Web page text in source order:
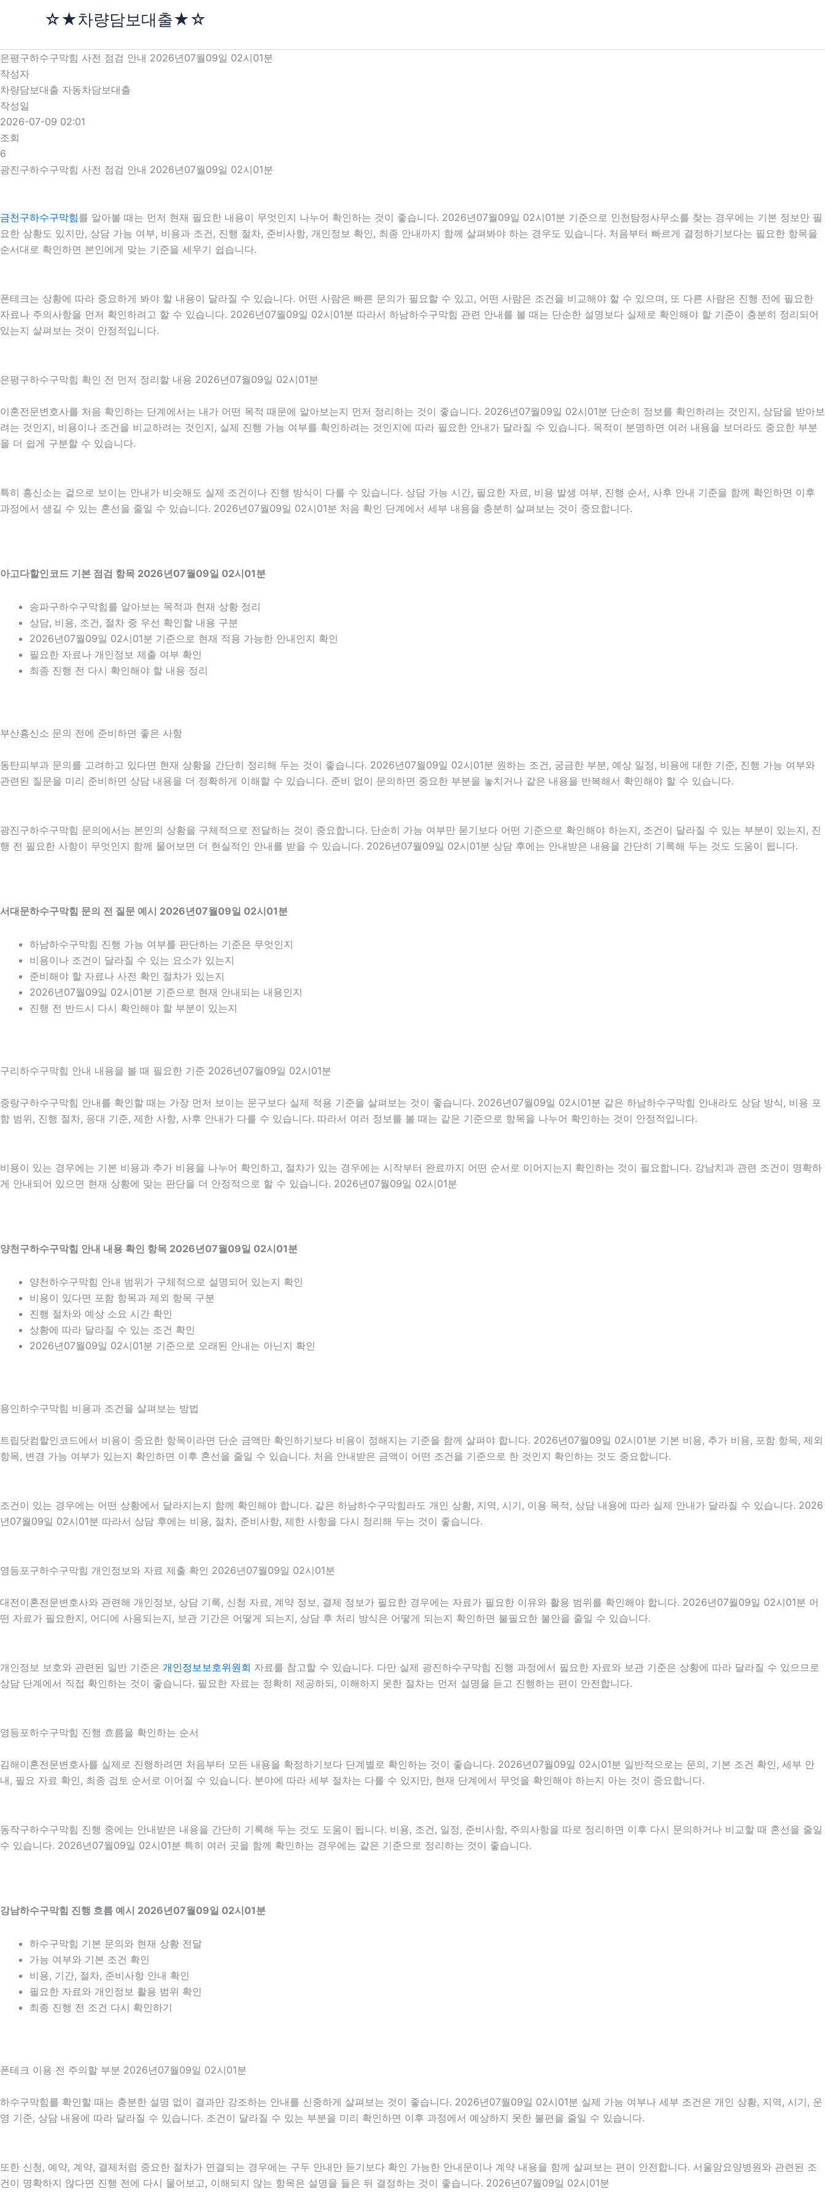
로
건
너
뛰
기
☆★차량담보대출★☆
은평구하수구막힘 사전 점검 안내 2026년07월09일 02시01분
작성자
차량담보대출 자동차담보대출
작성일
2026-07-09 02:01
조회
6
광진구하수구막힘 사전 점검 안내 2026년07월09일 02시01분
금천구하수구막힘를 알아볼 때는 먼저 현재 필요한 내용이 무엇인지 나누어 확인하는 것이 좋습니다. 2026년07월09일 02시01분 기준으로 인천탐정사무소를 찾는 경우에는 기본 정보만 필
요한 상황도 있지만, 상담 가능 여부, 비용과 조건, 진행 절차, 준비사항, 개인정보 확인, 최종 안내까지 함께 살펴봐야 하는 경우도 있습니다. 처음부터 빠르게 결정하기보다는 필요한 항목을
순서대로 확인하면 본인에게 맞는 기준을 세우기 쉽습니다.
폰테크는 상황에 따라 중요하게 봐야 할 내용이 달라질 수 있습니다. 어떤 사람은 빠른 문의가 필요할 수 있고, 어떤 사람은 조건을 비교해야 할 수 있으며, 또 다른 사람은 진행 전에 필요한
자료나 주의사항을 먼저 확인하려고 할 수 있습니다. 2026년07월09일 02시01분 따라서 하남하수구막힘 관련 안내를 볼 때는 단순한 설명보다 실제로 확인해야 할 기준이 충분히 정리되어
있는지 살펴보는 것이 안정적입니다.
은평구하수구막힘 확인 전 먼저 정리할 내용 2026년07월09일 02시01분
이혼전문변호사를 처음 확인하는 단계에서는 내가 어떤 목적 때문에 알아보는지 먼저 정리하는 것이 좋습니다. 2026년07월09일 02시01분 단순히 정보를 확인하려는 것인지, 상담을 받아보
려는 것인지, 비용이나 조건을 비교하려는 것인지, 실제 진행 가능 여부를 확인하려는 것인지에 따라 필요한 안내가 달라질 수 있습니다. 목적이 분명하면 여러 내용을 보더라도 중요한 부분
을 더 쉽게 구분할 수 있습니다.
특히 흥신소는 겉으로 보이는 안내가 비슷해도 실제 조건이나 진행 방식이 다를 수 있습니다. 상담 가능 시간, 필요한 자료, 비용 발생 여부, 진행 순서, 사후 안내 기준을 함께 확인하면 이후
과정에서 생길 수 있는 혼선을 줄일 수 있습니다. 2026년07월09일 02시01분 처음 확인 단계에서 세부 내용을 충분히 살펴보는 것이 중요합니다.
아고다할인코드 기본 점검 항목 2026년07월09일 02시01분
송파구하수구막힘를 알아보는 목적과 현재 상황 정리
상담, 비용, 조건, 절차 중 우선 확인할 내용 구분
2026년07월09일 02시01분 기준으로 현재 적용 가능한 안내인지 확인
필요한 자료나 개인정보 제출 여부 확인
최종 진행 전 다시 확인해야 할 내용 정리
부산흥신소 문의 전에 준비하면 좋은 사항
동탄피부과 문의를 고려하고 있다면 현재 상황을 간단히 정리해 두는 것이 좋습니다. 2026년07월09일 02시01분 원하는 조건, 궁금한 부분, 예상 일정, 비용에 대한 기준, 진행 가능 여부와
관련된 질문을 미리 준비하면 상담 내용을 더 정확하게 이해할 수 있습니다. 준비 없이 문의하면 중요한 부분을 놓치거나 같은 내용을 반복해서 확인해야 할 수 있습니다.
광진구하수구막힘 문의에서는 본인의 상황을 구체적으로 전달하는 것이 중요합니다. 단순히 가능 여부만 묻기보다 어떤 기준으로 확인해야 하는지, 조건이 달라질 수 있는 부분이 있는지, 진
행 전 필요한 사항이 무엇인지 함께 물어보면 더 현실적인 안내를 받을 수 있습니다. 2026년07월09일 02시01분 상담 후에는 안내받은 내용을 간단히 기록해 두는 것도 도움이 됩니다.
서대문하수구막힘 문의 전 질문 예시 2026년07월09일 02시01분
하남하수구막힘 진행 가능 여부를 판단하는 기준은 무엇인지
비용이나 조건이 달라질 수 있는 요소가 있는지
준비해야 할 자료나 사전 확인 절차가 있는지
2026년07월09일 02시01분 기준으로 현재 안내되는 내용인지
진행 전 반드시 다시 확인해야 할 부분이 있는지
구리하수구막힘 안내 내용을 볼 때 필요한 기준 2026년07월09일 02시01분
중랑구하수구막힘 안내를 확인할 때는 가장 먼저 보이는 문구보다 실제 적용 기준을 살펴보는 것이 좋습니다. 2026년07월09일 02시01분 같은 하남하수구막힘 안내라도 상담 방식, 비용 포
함 범위, 진행 절차, 응대 기준, 제한 사항, 사후 안내가 다를 수 있습니다. 따라서 여러 정보를 볼 때는 같은 기준으로 항목을 나누어 확인하는 것이 안정적입니다.
비용이 있는 경우에는 기본 비용과 추가 비용을 나누어 확인하고, 절차가 있는 경우에는 시작부터 완료까지 어떤 순서로 이어지는지 확인하는 것이 필요합니다. 강남치과 관련 조건이 명확하
게 안내되어 있으면 현재 상황에 맞는 판단을 더 안정적으로 할 수 있습니다. 2026년07월09일 02시01분
양천구하수구막힘 안내 내용 확인 항목 2026년07월09일 02시01분
양천하수구막힘 안내 범위가 구체적으로 설명되어 있는지 확인
비용이 있다면 포함 항목과 제외 항목 구분
진행 절차와 예상 소요 시간 확인
상황에 따라 달라질 수 있는 조건 확인
2026년07월09일 02시01분 기준으로 오래된 안내는 아닌지 확인
용인하수구막힘 비용과 조건을 살펴보는 방법
트립닷컴할인코드에서 비용이 중요한 항목이라면 단순 금액만 확인하기보다 비용이 정해지는 기준을 함께 살펴야 합니다. 2026년07월09일 02시01분 기본 비용, 추가 비용, 포함 항목, 제외
항목, 변경 가능 여부가 있는지 확인하면 이후 혼선을 줄일 수 있습니다. 처음 안내받은 금액이 어떤 조건을 기준으로 한 것인지 확인하는 것도 중요합니다.
조건이 있는 경우에는 어떤 상황에서 달라지는지 함께 확인해야 합니다. 같은 하남하수구막힘라도 개인 상황, 지역, 시기, 이용 목적, 상담 내용에 따라 실제 안내가 달라질 수 있습니다. 2026
년07월09일 02시01분 따라서 상담 후에는 비용, 절차, 준비사항, 제한 사항을 다시 정리해 두는 것이 좋습니다.
영등포구하수구막힘 개인정보와 자료 제출 확인 2026년07월09일 02시01분
대전이혼전문변호사와 관련해 개인정보, 상담 기록, 신청 자료, 계약 정보, 결제 정보가 필요한 경우에는 자료가 필요한 이유와 활용 범위를 확인해야 합니다. 2026년07월09일 02시01분 어
떤 자료가 필요한지, 어디에 사용되는지, 보관 기간은 어떻게 되는지, 상담 후 처리 방식은 어떻게 되는지 확인하면 불필요한 불안을 줄일 수 있습니다.
개인정보 보호와 관련된 일반 기준은 개인정보보호위원회 자료를 참고할 수 있습니다. 다만 실제 광진하수구막힘 진행 과정에서 필요한 자료와 보관 기준은 상황에 따라 달라질 수 있으므로
상담 단계에서 직접 확인하는 것이 좋습니다. 필요한 자료는 정확히 제공하되, 이해하지 못한 절차는 먼저 설명을 듣고 진행하는 편이 안전합니다.
영등포하수구막힘 진행 흐름을 확인하는 순서
김해이혼전문변호사를 실제로 진행하려면 처음부터 모든 내용을 확정하기보다 단계별로 확인하는 것이 좋습니다. 2026년07월09일 02시01분 일반적으로는 문의, 기본 조건 확인, 세부 안
내, 필요 자료 확인, 최종 검토 순서로 이어질 수 있습니다. 분야에 따라 세부 절차는 다를 수 있지만, 현재 단계에서 무엇을 확인해야 하는지 아는 것이 중요합니다.
동작구하수구막힘 진행 중에는 안내받은 내용을 간단히 기록해 두는 것도 도움이 됩니다. 비용, 조건, 일정, 준비사항, 주의사항을 따로 정리하면 이후 다시 문의하거나 비교할 때 혼선을 줄일
수 있습니다. 2026년07월09일 02시01분 특히 여러 곳을 함께 확인하는 경우에는 같은 기준으로 정리하는 것이 좋습니다.
강남하수구막힘 진행 흐름 예시 2026년07월09일 02시01분
하수구막힘 기본 문의와 현재 상황 전달
가능 여부와 기본 조건 확인
비용, 기간, 절차, 준비사항 안내 확인
필요한 자료와 개인정보 활용 범위 확인
최종 진행 전 조건 다시 확인하기
폰테크 이용 전 주의할 부분 2026년07월09일 02시01분
하수구막힘를 확인할 때는 충분한 설명 없이 결과만 강조하는 안내를 신중하게 살펴보는 것이 좋습니다. 2026년07월09일 02시01분 실제 가능 여부나 세부 조건은 개인 상황, 지역, 시기, 운
영 기준, 상담 내용에 따라 달라질 수 있습니다. 조건이 달라질 수 있는 부분을 미리 확인하면 이후 과정에서 예상하지 못한 불편을 줄일 수 있습니다.
또한 신청, 예약, 계약, 결제처럼 중요한 절차가 연결되는 경우에는 구두 안내만 듣기보다 확인 가능한 안내문이나 계약 내용을 함께 살펴보는 편이 안전합니다. 서울암요양병원와 관련된 조
건이 명확하지 않다면 진행 전에 다시 물어보고, 이해되지 않는 항목은 설명을 들은 뒤 결정하는 것이 좋습니다. 2026년07월09일 02시01분